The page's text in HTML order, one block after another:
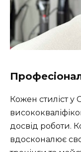
Кожен стиліст у
досвід роботи.
вдосконалює